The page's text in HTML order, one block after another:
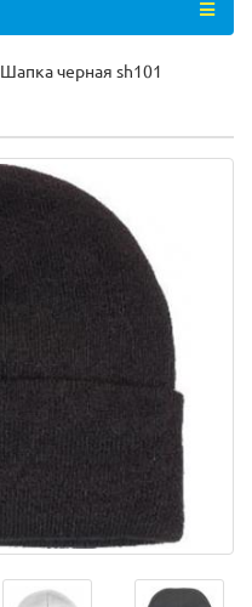
Шапка черная sh101